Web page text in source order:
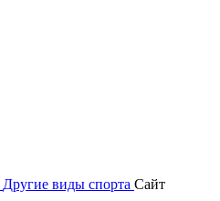
Другие виды спорта Сайт